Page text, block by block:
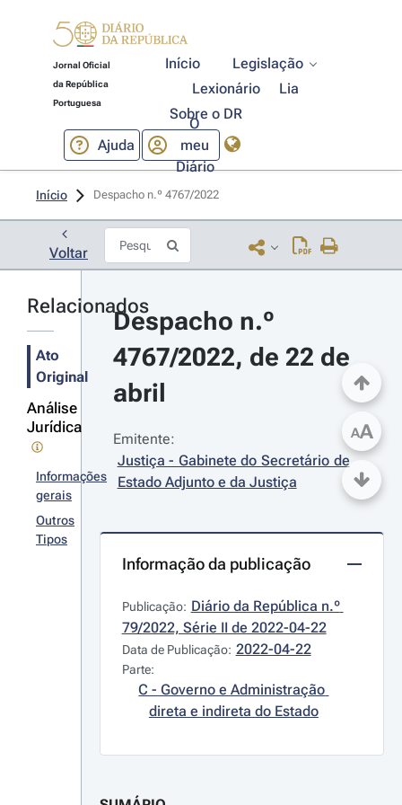
Jornal Oficial
da República
Portuguesa
Início
Legislação
Lexionário
Lia
Sobre o DR
Ajuda
O
meu
Diário
Início Despacho n.º 4767/2022
Voltar
Relacionados
Ato
Original
Análise
Jurídica
Informações
gerais
Outros
Tipos
Despacho n.º
4767/2022, de 22 de
abril
Emitente:
Justiça - Gabinete do Secretário de
Estado Adjunto e da Justiça
Informação da publicação
Publicação: Diário da República n.º
79/2022, Série II de 2022-04-22
Data de Publicação: 2022-04-22
Parte:
C - Governo e Administração
direta e indireta do Estado
AA